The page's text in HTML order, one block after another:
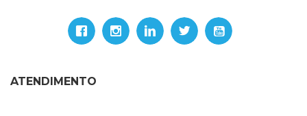
ATENDIMENTO